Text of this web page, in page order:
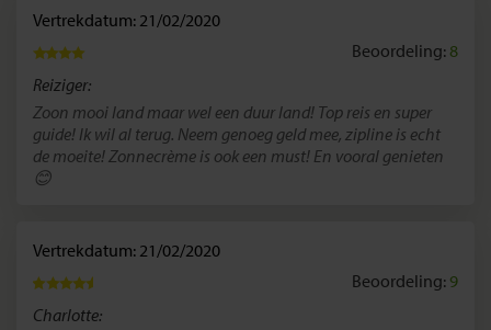
Vertrekdatum: 21/02/2020
Beoordeling: 8
Reiziger:
Zoon mooi land maar wel een duur land! Top reis en super
guide! Ik wil al terug. Neem genoeg geld mee, zipline is echt
de moeite! Zonnecrème is ook een must! En vooral genieten
😊
Vertrekdatum: 21/02/2020
Beoordeling: 9
Charlotte: